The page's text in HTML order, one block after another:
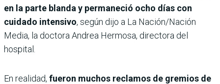
en la parte blanda y permaneció ocho días con
cuidado intensivo, según dijo a La Nación/Nación
Media, la doctora Andrea Hermosa, directora del
hospital.
En realidad, fueron muchos reclamos de gremios de